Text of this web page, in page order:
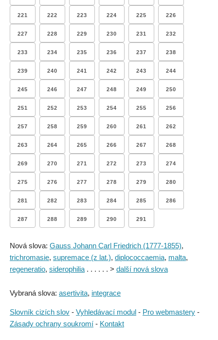
221 222 223 224 225 226
227 228 229 230 231 232
233 234 235 236 237 238
239 240 241 242 243 244
245 246 247 248 249 250
251 252 253 254 255 256
257 258 259 260 261 262
263 264 265 266 267 268
269 270 271 272 273 274
275 276 277 278 279 280
281 282 283 284 285 286
287 288 289 290 291
Nová slova: Gauss Johann Carl Friedrich (1777-1855),
trichromasie, supremace (z lat.), diplococcaemia, malta,
regeneratio, siderophilia . . . . . . > další nová slova
Vybraná slova: asertivita, integrace
Slovník cizích slov - Vyhledávací modul - Pro webmastery -
Zásady ochrany soukromí - Kontakt